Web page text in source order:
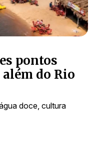
pontos
do Rio
doce, cultura